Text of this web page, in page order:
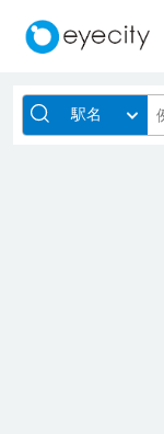
駅名